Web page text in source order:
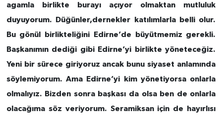
agamla birlikte burayı açıyor olmaktan mutluluk
duyuyorum. Düğünler,dernekler katılımlarla belli olur.
Bu gönül birlikteliğini Edirne’de büyütmemiz gerekli.
Başkanımın dediği gibi Edirne’yi birlikte yöneteceğiz.
Yeni bir sürece giriyoruz ancak bunu siyaset anlamında
söylemiyorum. Ama Edirne’yi kim yönetiyorsa onlarla
olmalıyız. Bizden sonra başkası da olsa ben de onlarla
olacağıma söz veriyorum. Seramiksan için de hayırlısı